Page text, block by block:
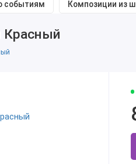
событиям Композиции из